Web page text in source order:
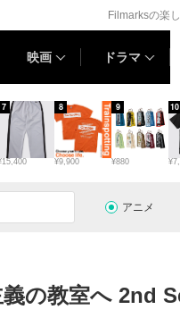
Filmarksの楽
映画 ドラマ
7
¥9,900
8
¥880
9 10
アニメ
の教室へ 2nd